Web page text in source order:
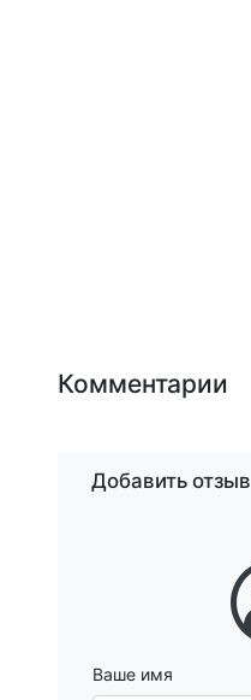
Комментарии
Добавить отзыв
Ваше имя